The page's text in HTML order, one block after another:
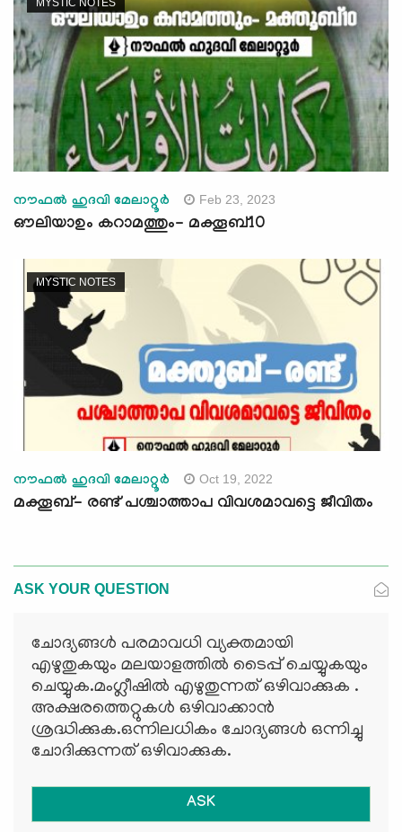
നൗഫൽ ഹുദവി മേലാറ്റൂർ Feb 23, 2023
ഔലിയാഉം കറാമത്തും- മക്തൂബ്10
MYSTIC NOTES
നൗഫൽ ഹുദവി മേലാറ്റൂർ Oct 19, 2022
മക്തൂബ്- രണ്ട് പശ്ചാത്താപ വിവശമാവട്ടെ ജീവിതം
ASK YOUR QUESTION
ചോദ്യങ്ങള്‍ പരമാവധി വ്യക്തമായി
എഴുതുകയും മലയാളത്തില്‍ ടൈപ്പ് ചെയ്യുകയും
ചെയ്യുക.മംഗ്ലീഷില്‍ എഴുതുന്നത് ഒഴിവാക്കുക .
അക്ഷരത്തെറ്റുകള്‍ ഒഴിവാക്കാന്‍
ശ്രദ്ധിക്കുക.ഒന്നിലധികം ചോദ്യങ്ങള്‍ ഒന്നിച്ചു
ചോദിക്കുന്നത് ഒഴിവാക്കുക.
ASK